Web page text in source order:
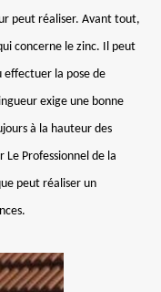
peut réaliser. Avant tout,
concerne le zinc. Il peut
la pose de
exige une bonne
à la hauteur des
Le Professionnel de la
peut réaliser un